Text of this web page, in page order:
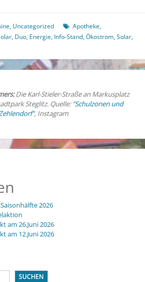
, Uncategorized Apotheke,
, Duo, Energie, Info-Stand,Ökostrom,Solar,
Die Karl-Stieler-Straße an Markusplatz
Steglitz. Quelle: "Schulzonen und
, Instagram
2026
am 26.Juni 2026
am 12.Juni 2026
SUCHEN